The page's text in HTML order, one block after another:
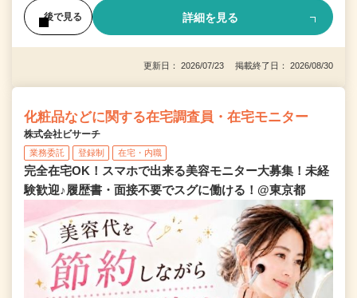
後で見る 詳細を見る
更新日： 2026/07/23 掲載終了日： 2026/08/30
化粧品などに関する在宅調査員・在宅モニター
株式会社ビサーチ
業務委託 登録制 在宅・内職
完全在宅OK！スマホで出来る美容モニター大募集！未経
験歓迎♪履歴書・面接不要でスグに働ける！@東京都